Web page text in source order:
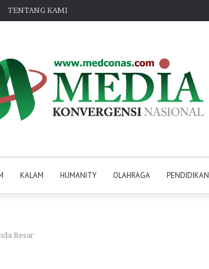
TENTANG KAMI
KALAM HUMANITY OLAHRAGA PENDIDIKAN
Besar